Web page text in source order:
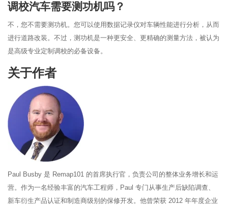
调校汽车需要测功机吗？
不，您不需要测功机。您可以使用数据记录仪对车辆性能进行分析，从而
进行道路改装。不过，测功机是一种更安全、更精确的测量方法，被认为
是高级专业定制调校的必备设备。
关于作者
Paul Busby 是 Remap101 的首席执行官，负责公司的整体业务增长和运
营。作为一名经验丰富的汽车工程师，Paul 专门从事生产后缺陷调查、
新车衍生产品认证和制造商级别的保修开发。他曾荣获 2012 年年度企业